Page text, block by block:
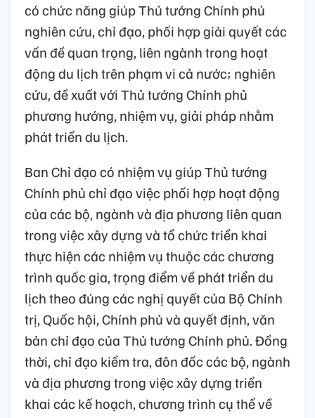
có chức năng giúp Thủ tướng Chính phủ
nghiên cứu, chỉ đạo, phối hợp giải quyết các
vấn đề quan trọng, liên ngành trong hoạt
động du lịch trên phạm vi cả nước; nghiên
cứu, đề xuất với Thủ tướng Chính phủ
phương hướng, nhiệm vụ, giải pháp nhằm
phát triển du lịch.
Ban Chỉ đạo có nhiệm vụ giúp Thủ tướng
Chính phủ chỉ đạo việc phối hợp hoạt động
của các bộ, ngành và địa phương liên quan
trong việc xây dựng và tổ chức triển khai
thực hiện các nhiệm vụ thuộc các chương
trình quốc gia, trọng điểm về phát triển du
lịch theo đúng các nghị quyết của Bộ Chính
trị, Quốc hội, Chính phủ và quyết định, văn
bản chỉ đạo của Thủ tướng Chính phủ. Đồng
thời, chỉ đạo kiểm tra, đôn đốc các bộ, ngành
và địa phương trong việc xây dựng triển
khai các kế hoạch, chương trình cụ thể về